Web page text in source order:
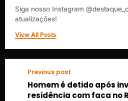
Siga nosso Instagram
atualizações!
View All Posts
Previous post
Homem é detido após
residência com faca no